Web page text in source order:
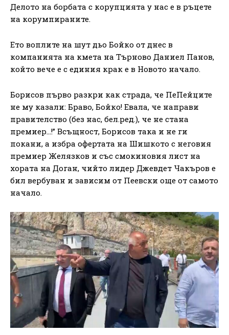
Делото на борбата с корупцията у нас е в ръцете
на корумпираните.
Ето воплите на шут дьо Бойко от днес в
компанията на кмета на Търново Даниел Панов,
който вече е с единия крак е в Новото начало.
Борисов първо разкри как страда, че ПеПейците
не му казали: Браво, Бойко! Евала, че направи
правителство (без нас, бел.ред.), че не стана
премиер…!” Всъщност, Борисов така и не ги
покани, а избра офертата на Шишкото с неговия
премиер Желязков и със смокиновия лист на
хората на Доган, чийто лидер Джевдет Чакъров е
бил вербуван и зависим от Пеевски още от самото
начало.